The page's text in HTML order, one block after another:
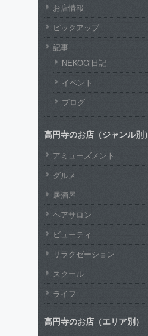
お店情報
ピックアップ
記事
NEKOGi日記
イベント
ブログ
高円寺のお店（ジャンル別）
アミューズメント
グルメ
居酒屋
ヘアサロン
ビューティ
リラクゼーション
スクール
ライフ
高円寺のお店（エリア別）